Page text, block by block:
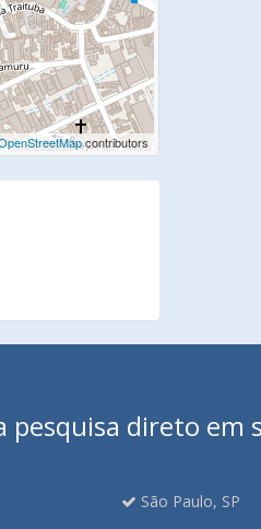
contributors
pesquisa direto em
São Paulo, SP